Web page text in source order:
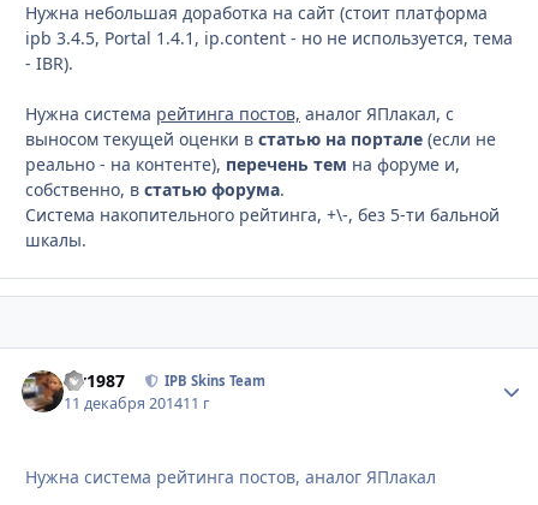
Нужна небольшая доработка на сайт (стоит платформа
ipb 3.4.5, Portal 1.4.1, ip.content - но не используется, тема
- IBR).
Нужна система рейтинга постов, аналог ЯПлакал, с
выносом текущей оценки в статью на портале (если не
реально - на контенте), перечень тем на форуме и,
собственно, в статью форума.
Система накопительного рейтинга, +\-, без 5-ти бальной
шкалы.
siv1987 IPB Skins Team
11 декабря 201411 г
Нужна система рейтинга постов, аналог ЯПлакал